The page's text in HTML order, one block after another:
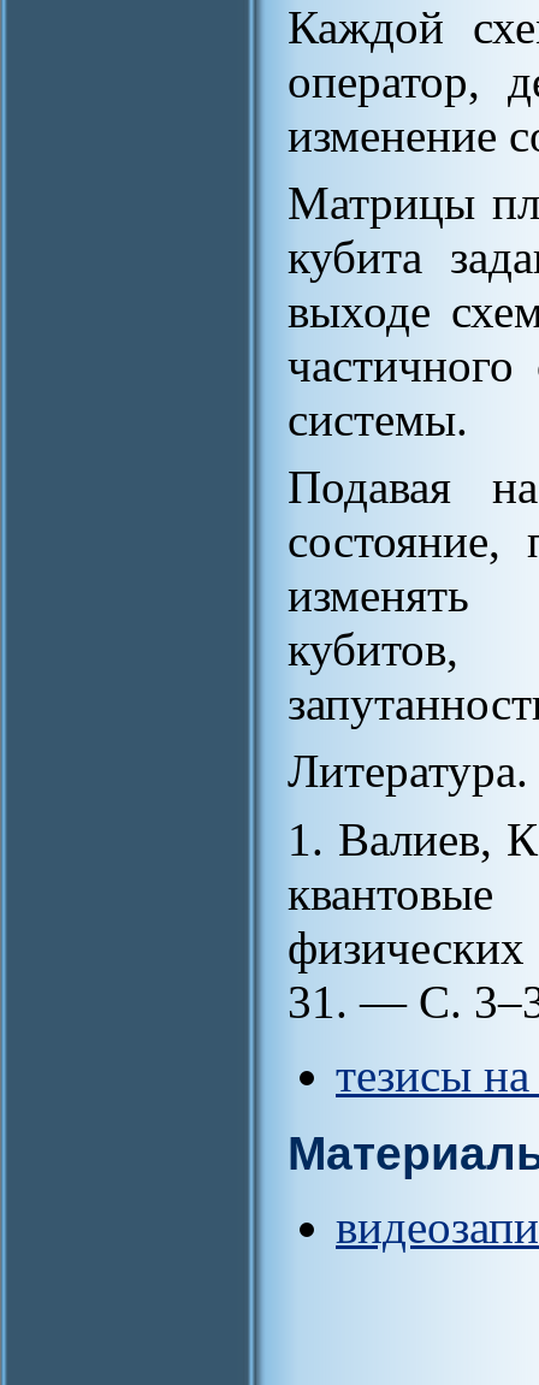
Каждой
оператор,
изменение
Матрицы
кубита
выходе
системы.
Подавая
изменять
Литература.
1. Валиев,
31. — С.
тезисы